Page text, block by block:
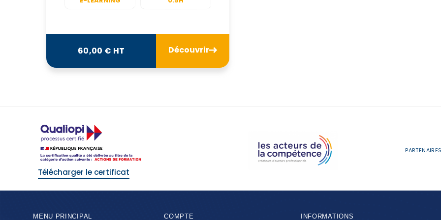
60,00 € HT Découvrir
Télécharger le certificat
INFORMATIONS
MENU PRINCIPAL COMPTE